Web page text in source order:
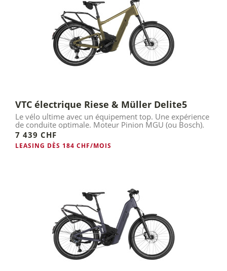
VTC électrique Riese & Müller Delite5
Le vélo ultime avec un équipement top. Une expérience
de conduite optimale. Moteur Pinion MGU (ou Bosch).
7 439 CHF
LEASING DÈS 184 CHF/MOIS